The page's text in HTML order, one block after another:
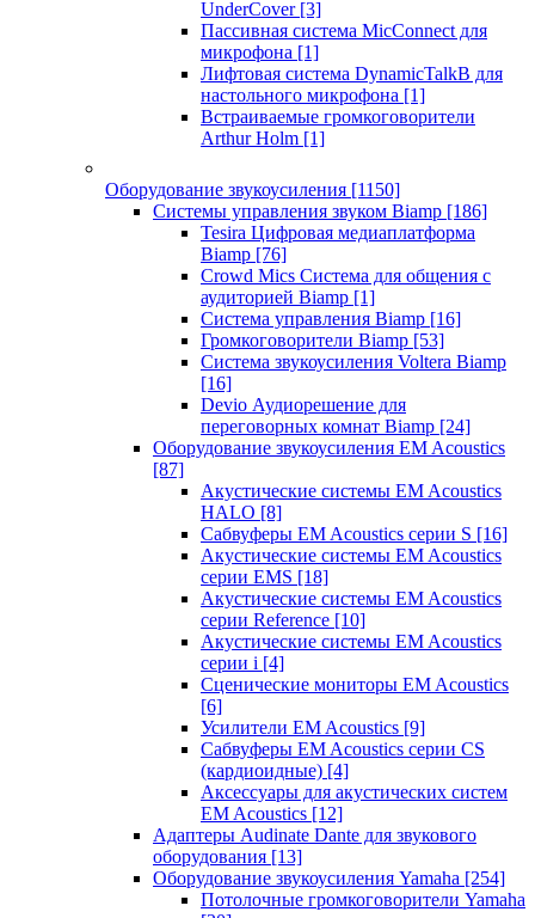
UnderCover [3]
Пассивная система MicConnect для
микрофона [1]
Лифтовая система DynamicTalkB для
настольного микрофона [1]
Встраиваемые громкоговорители
Arthur Holm [1]
Оборудование звукоусиления [1150]
Системы управления звуком Biamp [186]
Tesira Цифровая медиаплатформа
Biamp [76]
Crowd Mics Система для общения с
аудиторией Biamp [1]
Система управления Biamp [16]
Громкоговорители Biamp [53]
Система звукоусиления Voltera Biamp
[16]
Devio Аудиорешение для
переговорных комнат Biamp [24]
Оборудование звукоусиления EM Acoustics
[87]
Акустические системы EM Acoustics
HALO [8]
Сабвуферы EM Acoustics серии S [16]
Акустические системы EM Acoustics
серии EMS [18]
Акустические системы EM Acoustics
серии Reference [10]
Акустические системы EM Acoustics
серии i [4]
Сценические мониторы EM Acoustics
[6]
Усилители EM Acoustics [9]
Сабвуферы EM Acoustics серии CS
(кардиоидные) [4]
Аксессуары для акустических систем
EM Acoustics [12]
Адаптеры Audinate Dante для звукового
оборудования [13]
Оборудование звукоусиления Yamaha [254]
Потолочные громкоговорители Yamaha